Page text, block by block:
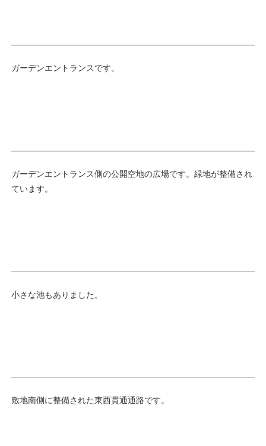
ガーデンエントランスです。
ガーデンエントランス側の公開空地の広場です。緑地が整備され
ています。
小さな池もありました。
敷地南側に整備された東西貫通通路です。